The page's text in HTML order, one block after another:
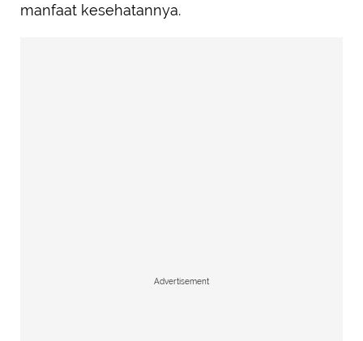
manfaat kesehatannya.
Advertisement